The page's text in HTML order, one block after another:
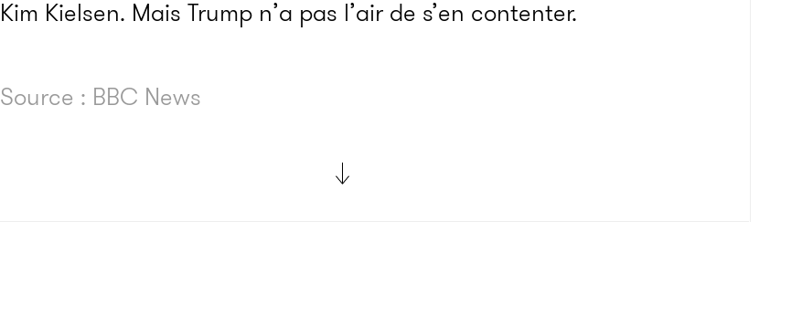
Kim Kielsen. Mais Trump n’a pas l’air de s’en contenter.
Source : BBC News